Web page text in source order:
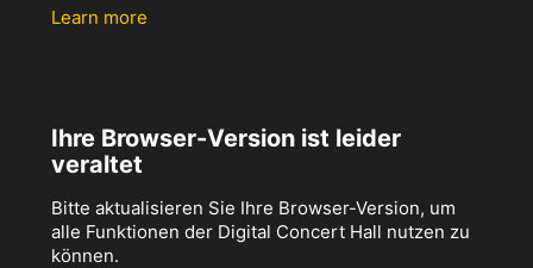
Learn more
Ihre Browser-Version ist leider
veraltet
Bitte aktualisieren Sie Ihre Browser-Version, um
alle Funktionen der Digital Concert Hall nutzen zu
können.